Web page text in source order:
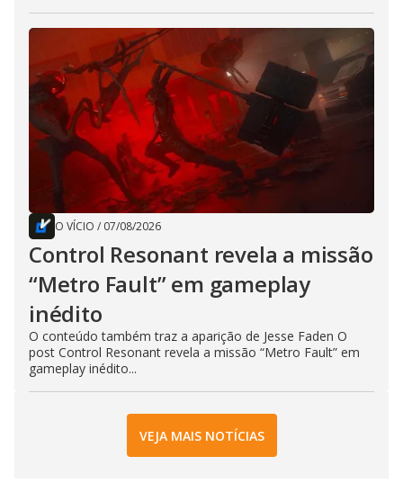
O VÍCIO / 07/08/2026
Control Resonant revela a missão
“Metro Fault” em gameplay
inédito
O conteúdo também traz a aparição de Jesse Faden O
post Control Resonant revela a missão “Metro Fault” em
gameplay inédito...
VEJA MAIS NOTÍCIAS